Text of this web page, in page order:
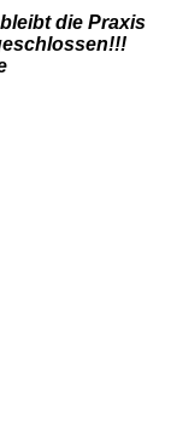
die Praxis